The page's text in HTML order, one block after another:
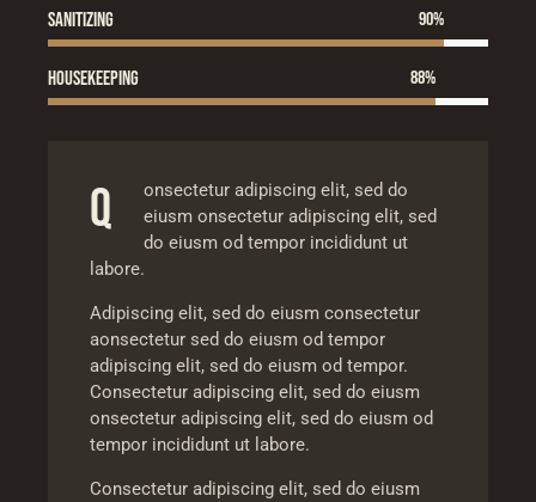
Sanitizing 90%
Housekeeping 88%
Q
onsectetur adipiscing elit, sed do
eiusm onsectetur adipiscing elit, sed
do eiusm od tempor incididunt ut
labore.
Adipiscing elit, sed do eiusm consectetur
aonsectetur sed do eiusm od tempor
adipiscing elit, sed do eiusm od tempor.
Consectetur adipiscing elit, sed do eiusm
onsectetur adipiscing elit, sed do eiusm od
tempor incididunt ut labore.
Consectetur adipiscing elit, sed do eiusm